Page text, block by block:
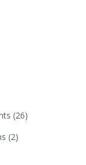
(26)
(2)